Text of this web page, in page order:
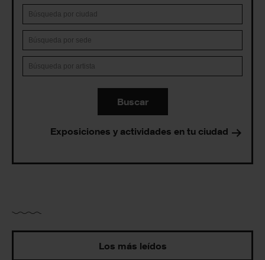
Buscar
Exposiciones y actividades en tu ciudad
Los más leídos